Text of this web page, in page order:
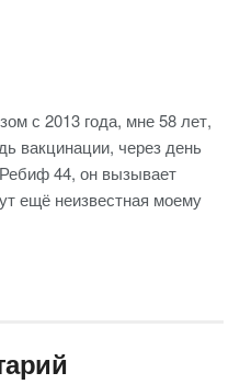
с 2013 года, мне 58 лет,
вакцинации, через день
44, он вызывает
ещё неизвестная моему